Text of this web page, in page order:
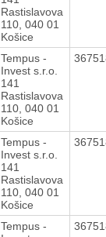
Rastislavova
110, 040 01
Košice
Tempus -
Invest s.r.o.
141
Rastislavova
110, 040 01
Košice
Tempus -
Invest s.r.o.
141
Rastislavova
110, 040 01
Košice
Tempus -